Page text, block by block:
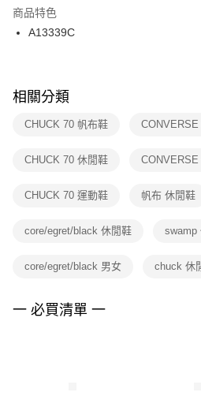
２．訂單成立數日內，您將收到繳費通知簡
３．收到繳費通知簡訊後14天內，點擊此
ATM／網路銀行／等多元方式進行付款，方
※ 交易是否成功請以「AFTEE先享後付 」
是否繳費成功／繳費後需取消欲退款等相關
客戶支援中心」https://
１．透過由恩沛科技股份有限公司提供之
權轉讓予恩沛科技股份有限公司。
３．未成年的使用者請事先徵得法定代理
任。
請求用戶進行身份認證。
５．嚴禁一人註冊多個帳號或使用他人資
付款後門市自取
每筆NT$100，滿NT$1,500(含以上)免
商品特色
A13339C
相關分類
CHUCK 70 帆布鞋
CHUCK 70 休閒鞋
CHUCK 70 運動鞋 帆布 休閒鞋
core/egret/black 休閒鞋 swamp
core/egret/black 男女 chuck 休
一 必買清單 一